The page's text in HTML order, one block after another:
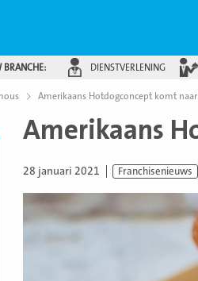
BRANCHE: DIENSTVERLENING
Amerikaans Hotdogconcept komt
Amerikaans
28 januari 2021 Franchisenieuws